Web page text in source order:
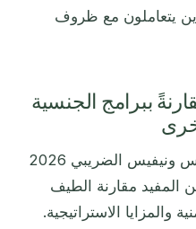
يتعاملون مع ظروف
ببرامج الجنسية
عند تقييم مزايا ملاذ سانت كيتس ونيفيس الضريبي 2026
المفيد مقارنة الطيف
والمزايا الاستراتيجية.